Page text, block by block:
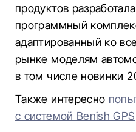
продуктов
программный
адаптированный ко
рынке моделям
в том числе новинки
Также интересно
с системой Benish GPS